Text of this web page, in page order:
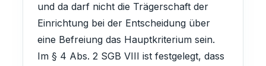
und da darf nicht die Trägerschaft der
Einrichtung bei der Entscheidung über
eine Befreiung das Hauptkriterium sein.
Im § 4 Abs. 2 SGB VIII ist festgelegt, dass